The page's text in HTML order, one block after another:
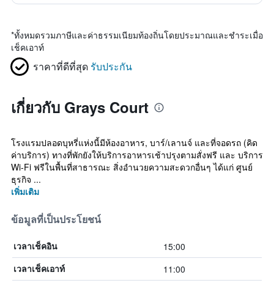
*ทั้งหมดรวมภาษีและค่าธรรมเนียมท้องถิ่นโดยประมาณและชำระเมื่อ
เช็คเอาท์
ราคาที่ดีที่สุด รับประกัน
เกี่ยวกับ Grays Court
โรงแรมปลอดบุหรี่แห่งนี้มีห้องอาหาร, บาร์/เลานจ์ และที่จอดรถ (คิด
ค่าบริการ) ทางที่พักยังให้บริการอาหารเช้าปรุงตามสั่งฟรี และ บริการ
Wi-Fi ฟรีในพื้นที่สาธารณะ สิ่งอำนวยความสะดวกอื่นๆ ได้แก่ ศูนย์
ธุรกิจ ...
เพิ่มเติม
ข้อมูลที่เป็นประโยชน์
เวลาเช็คอิน 15:00
เวลาเช็คเอาท์ 11:00